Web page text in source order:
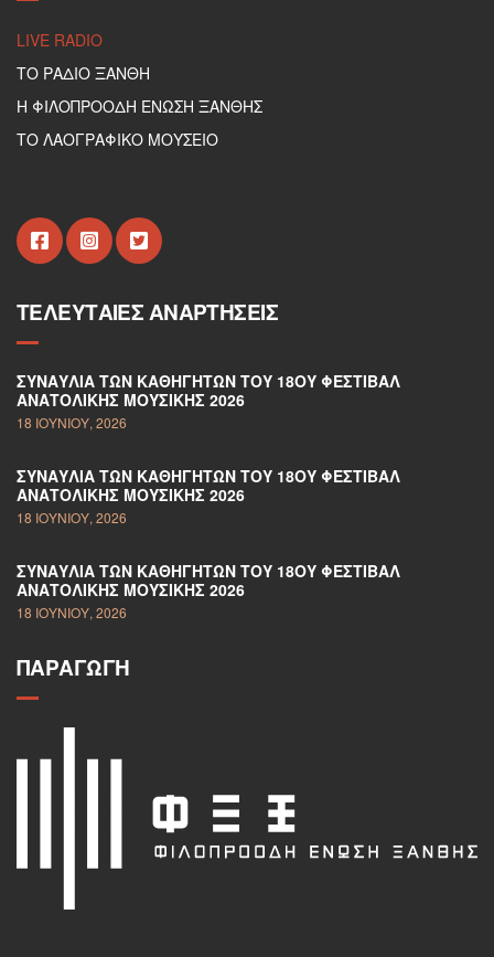
LIVE RADIO
ΤΟ ΡΑΔΙΟ ΞΑΝΘΗ
Η ΦΙΛΟΠΡΟΟΔΗ ΕΝΩΣΗ ΞΑΝΘΗΣ
ΤΟ ΛΑΟΓΡΑΦΙΚΟ ΜΟΥΣΕΙΟ
ΤΕΛΕΥΤΑΊΕΣ ΑΝΑΡΤΉΣΕΙΣ
ΣΥΝΑΥΛΊΑ ΤΩΝ ΚΑΘΗΓΗΤΏΝ ΤΟΥ 18ΟΥ ΦΕΣΤΙΒΆΛ
ΑΝΑΤΟΛΙΚΉΣ ΜΟΥΣΙΚΉΣ 2026
18 ΙΟΥΝΊΟΥ, 2026
ΣΥΝΑΥΛΊΑ ΤΩΝ ΚΑΘΗΓΗΤΏΝ ΤΟΥ 18ΟΥ ΦΕΣΤΙΒΆΛ
ΑΝΑΤΟΛΙΚΉΣ ΜΟΥΣΙΚΉΣ 2026
18 ΙΟΥΝΊΟΥ, 2026
ΣΥΝΑΥΛΊΑ ΤΩΝ ΚΑΘΗΓΗΤΏΝ ΤΟΥ 18ΟΥ ΦΕΣΤΙΒΆΛ
ΑΝΑΤΟΛΙΚΉΣ ΜΟΥΣΙΚΉΣ 2026
18 ΙΟΥΝΊΟΥ, 2026
ΠΑΡΑΓΩΓΉ